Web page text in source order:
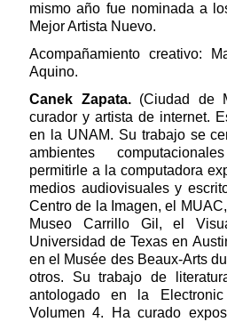
mismo año fue nominada a
Mejor Artista Nuevo.
Acompañamiento creativo:
Aquino.
Canek Zapata.(Ciudad de
curador y artista de internet.
en la UNAM. Su trabajo se
ambientes
permitirle a la computadora
medios audiovisuales y
Centro de la Imagen, el
Museo Carrillo Gil, el
Universidad de Texas en
en el Musée des Beaux-Arts
otros. Su trabajo de
antologado en la Electronic
Volumen 4. Ha curado